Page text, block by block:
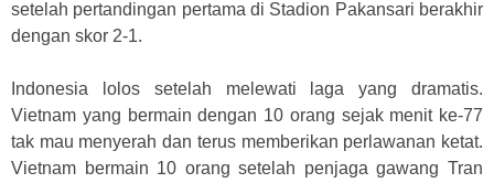
setelah pertandingan pertama di Stadion Pakansari berakhir
dengan skor 2-1.
Indonesia lolos setelah melewati laga yang dramatis.
Vietnam yang bermain dengan 10 orang sejak menit ke-77
tak mau menyerah dan terus memberikan perlawanan ketat.
Vietnam bermain 10 orang setelah penjaga gawang Tran